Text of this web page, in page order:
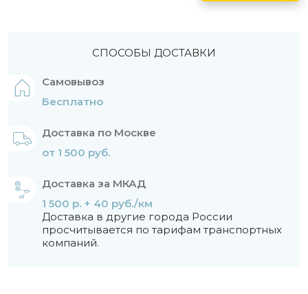
СПОСОБЫ ДОСТАВКИ
Самовывоз
Бесплатно
Доставка по Москве
от 1 500 руб.
Доставка за МКАД
1 500 р. + 40 руб./км
Доставка в другие города России
просчитывается по тарифам транспортных
компаний.